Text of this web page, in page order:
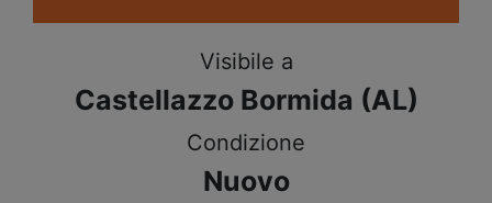
Visibile a
Castellazzo Bormida (AL)
Condizione
Nuovo